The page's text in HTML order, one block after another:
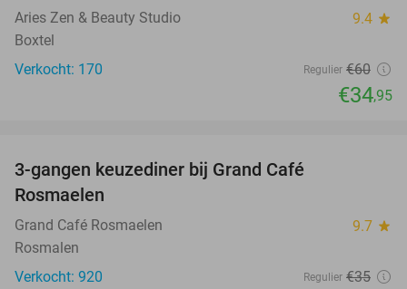
Aries Zen & Beauty Studio 9.4 star
Boxtel
Verkocht: 170
Regulier €60
€34,95
3-gangen keuzediner bij Grand Café
Rosmaelen
Grand Café Rosmaelen 9.7 star
Rosmalen
Verkocht: 920
Regulier €35